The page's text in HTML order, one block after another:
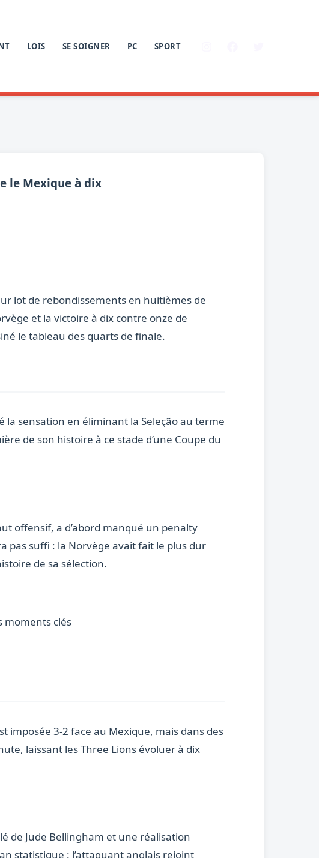
LOIS SE SOIGNER PC SPORT
le Mexique à dix
lot de rebondissements en huitièmes de
et la victoire à dix contre onze de
le tableau des quarts de finale.
la sensation en éliminant la Seleção au terme
de son histoire à ce stade d’une Coupe du
offensif, a d’abord manqué un penalty
pas suffi : la Norvège avait fait le plus dur
de sa sélection.
moments clés
imposée 3-2 face au Mexique, mais dans des
laissant les Three Lions évoluer à dix
de Jude Bellingham et une réalisation
statistique : l’attaquant anglais rejoint